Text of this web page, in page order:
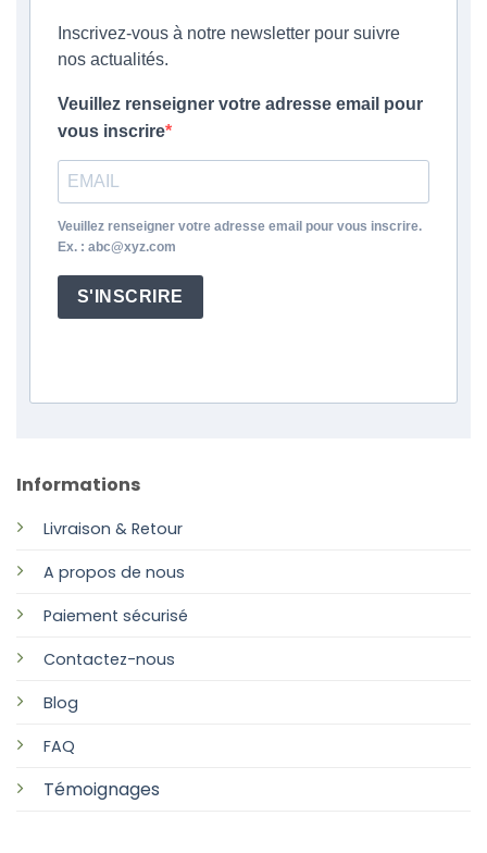
Informations
Livraison & Retour
A propos de nous
Paiement sécurisé
Contactez-nous
Blog
FAQ
Témoignages
Inscrivez-vous à notre newsletter pour suivre
nos actualités.
Veuillez renseigner votre adresse email pour
vous inscrire
Veuillez renseigner votre adresse email pour vous inscrire.
Ex. : abc@xyz.com
S'INSCRIRE